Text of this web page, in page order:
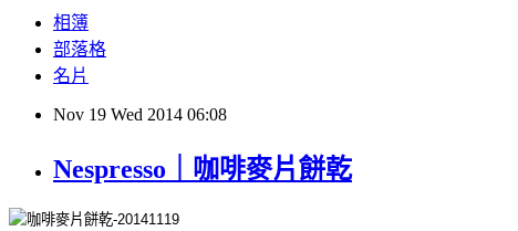
相簿
部落格
名片
Nov 19 Wed 2014 06:08
Nespresso｜咖啡麥片餅乾